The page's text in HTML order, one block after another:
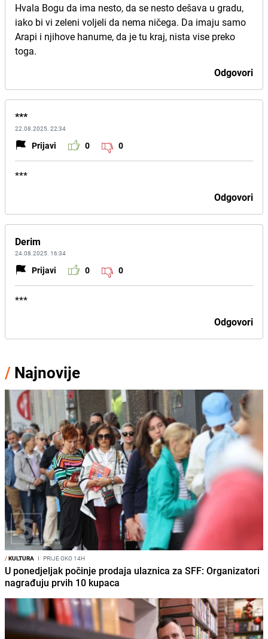
Hvala Bogu da ima nesto, da se nesto dešava u gradu,
iako bi vi zeleni voljeli da nema ničega. Da imaju samo
Arapi i njihove hanume, da je tu kraj, nista vise preko
toga.
Odgovori
***
22.08.2025. 22:34
Prijavi 0 0
***
Odgovori
Derim
24.08.2025. 16:34
Prijavi 0 0
***
Odgovori
/ Najnovije
/KULTURA I PRIJE OKO 14H
U ponedjeljak počinje prodaja ulaznica za SFF: Organizatori
nagrađuju prvih 10 kupaca